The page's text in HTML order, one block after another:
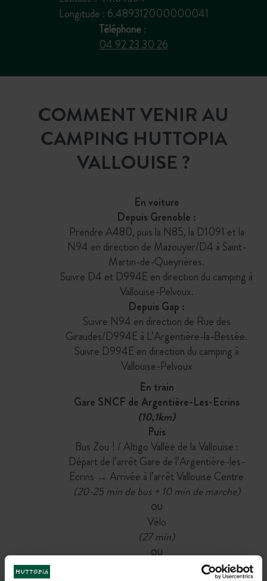
Longitude : 6.489312000000041
Téléphone:
04 92 23 30 26
COMMENT VENIR AU
CAMPING HUTTOPIA
VALLOUISE ?
En voiture
Depuis Grenoble :
Prendre A480, puis la N85, la D1091 et la
N94 en direction de Mazouyer/D4 à Saint-
Martin-de-Queyrières.
Suivre D4 et D994E en direction du camping à
Vallouise-Pelvoux.
Depuis Gap :
Suivre N94 en direction de Rue des
Giraudes/D994E à L’Argentière-la-Bessée.
Suivre D994E en direction du camping à
Vallouise-Pelvoux
En train
Gare SNCF de Argentière-Les-Ecrins
(10,1km)
Puis
Bus Zou ! / Altigo Vallée de la Vallouise :
Départ de l’arrêt Gare de l’Argentière-les-
Ecrins → Arrivée à l’arrêt Vallouise Centre
(20-25 min de bus + 10 min de marche)
OU
Vélo
(27 min)
OU